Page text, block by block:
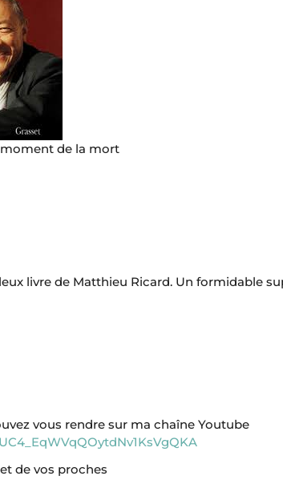
moment de la mort
livre de Matthieu Ricard. Un formidable
vous rendre sur ma chaîne Youtube
de vos proches